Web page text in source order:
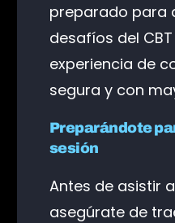
preparado para
desafíos del
experiencia de
segura y con
Preparándote
sesión
Antes de asistir
asegúrate de